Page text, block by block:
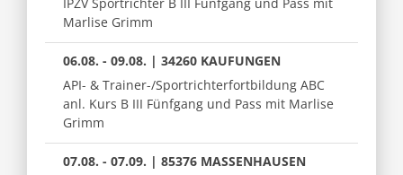
Marlise Grimm
06.08. - 09.08. | 34260 KAUFUNGEN
API- & Trainer-/Sportrichterfortbildung ABC
anl. Kurs B III Fünfgang und Pass mit Marlise
Grimm
07.08. - 07.09. | 85376 MASSENHAUSEN